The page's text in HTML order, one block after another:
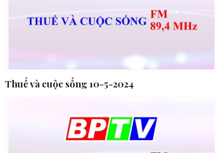
Thuế và cuộc sống 10-5-2024